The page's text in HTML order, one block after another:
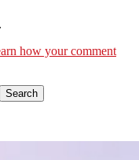
how your comment
Search